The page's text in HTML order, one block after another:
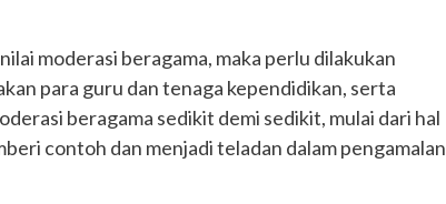
moderasi beragama, maka perlu dilakukan
para guru dan tenaga kependidikan, serta
beragama sedikit demi sedikit, mulai dari hal
contoh dan menjadi teladan dalam pengamalan